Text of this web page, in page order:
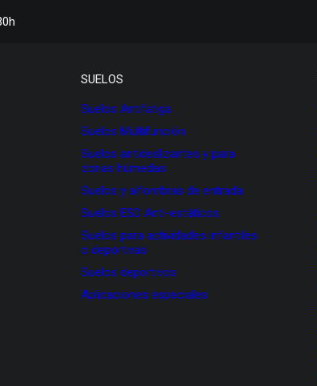
SUELOS
Suelos Antifatiga
Suelos Multifunción
Suelos antideslizantes y para
zonas húmedas
Suelos y alfombras de entrada
Suelos ESD Anti-estáticos
Suelos para actividades infantiles
o deportivas
Suelos deportivos
Aplicaciones especiales